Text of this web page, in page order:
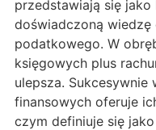
przedstawiają się
doświadczoną wiedzę
podatkowego. W
księgowych plus
ulepsza. Sukcesywnie
finansowych oferuje
czym definiuje się